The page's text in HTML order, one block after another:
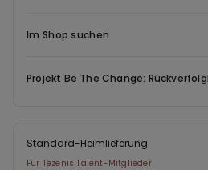
Im Shop suchen
Projekt Be The Change:
Standard-Heimlieferung
Für Tezenis Talent-Mitglieder